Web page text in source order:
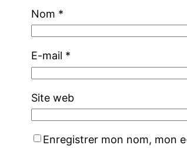
Nom *
E-mail *
Site web
Enregistrer mon nom, mon